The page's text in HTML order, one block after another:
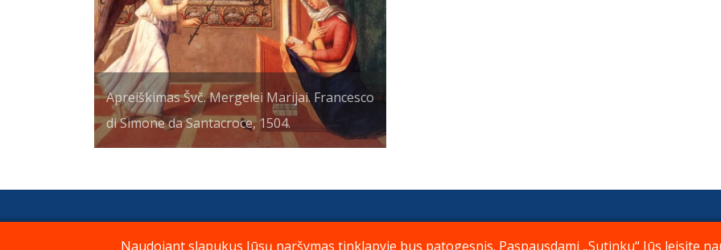
Apreiškimas Švč. Mergelei Marijai. Francesco
di Simone da Santacroce, 1504.
Privatumo politika Paremkite mus Kontaktai Apie ©
Naudojant slapukus Jūsų naršymas tinklapyje bus patogesnis. Paspausdami „Sutinku“ Jūs leisite